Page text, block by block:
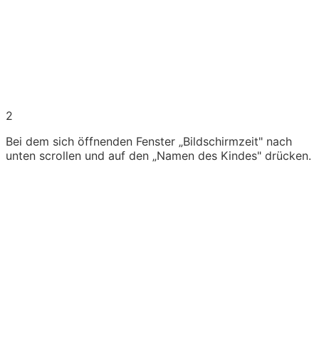
2
Bei dem sich öffnenden Fenster „Bildschirmzeit" nach
unten scrollen und auf den „Namen des Kindes" drücken.